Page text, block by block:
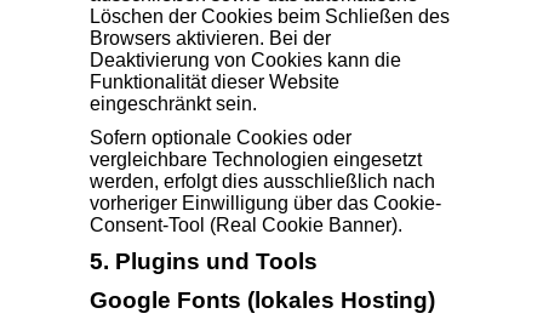
Löschen der Cookies beim Schließen des
Browsers aktivieren. Bei der
Deaktivierung von Cookies kann die
Funktionalität dieser Website
eingeschränkt sein.
Sofern optionale Cookies oder
vergleichbare Technologien eingesetzt
werden, erfolgt dies ausschließlich nach
vorheriger Einwilligung über das Cookie-
Consent-Tool (Real Cookie Banner).
5. Plugins und Tools
Google Fonts (lokales Hosting)